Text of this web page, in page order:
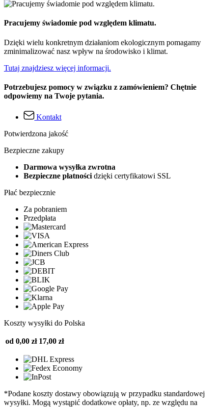
Pracujemy świadomie pod względem klimatu.
Dzięki wielu konkretnym działaniom ekologicznym pomagamy
zminimalizować nasz wpływ na środowisko i klimat.
Tutaj znajdziesz więcej informacji.
Potrzebujesz pomocy w związku z zamówieniem? Chętnie
odpowiemy na Twoje pytania.
Kontakt
Potwierdzona jakość
Bezpieczne zakupy
Darmowa wysyłka zwrotna
Bezpieczne płatności dzięki certyfikatowi SSL
Płać bezpiecznie
Za pobraniem
Przedpłata
Koszty wysyłki do Polska
od 0,00 zł 17,00 zł
*Podane koszty dostawy obowiązują w przypadku standardowej
wysyłki. Mogą wystąpić dodatkowe opłaty, np. ze względu na